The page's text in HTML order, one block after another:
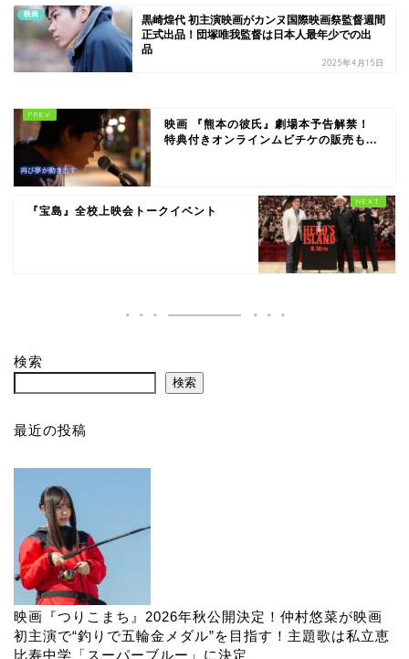
映画
黒崎煌代 初主演映画がカンヌ国際映画祭監督週間
正式出品！団塚唯我監督は日本人最年少での出
品
2025年4月15日
映画 『熊本の彼氏』劇場本予告解禁！
特典付きオンラインムビチケの販売も...
『宝島』全校上映会トークイベント
検索
検索
最近の投稿
映画『つりこまち』2026年秋公開決定！仲村悠菜が映画
初主演で“釣りで五輪金メダル”を目指す！主題歌は私立恵
比寿中学「スーパーブルー」に決定